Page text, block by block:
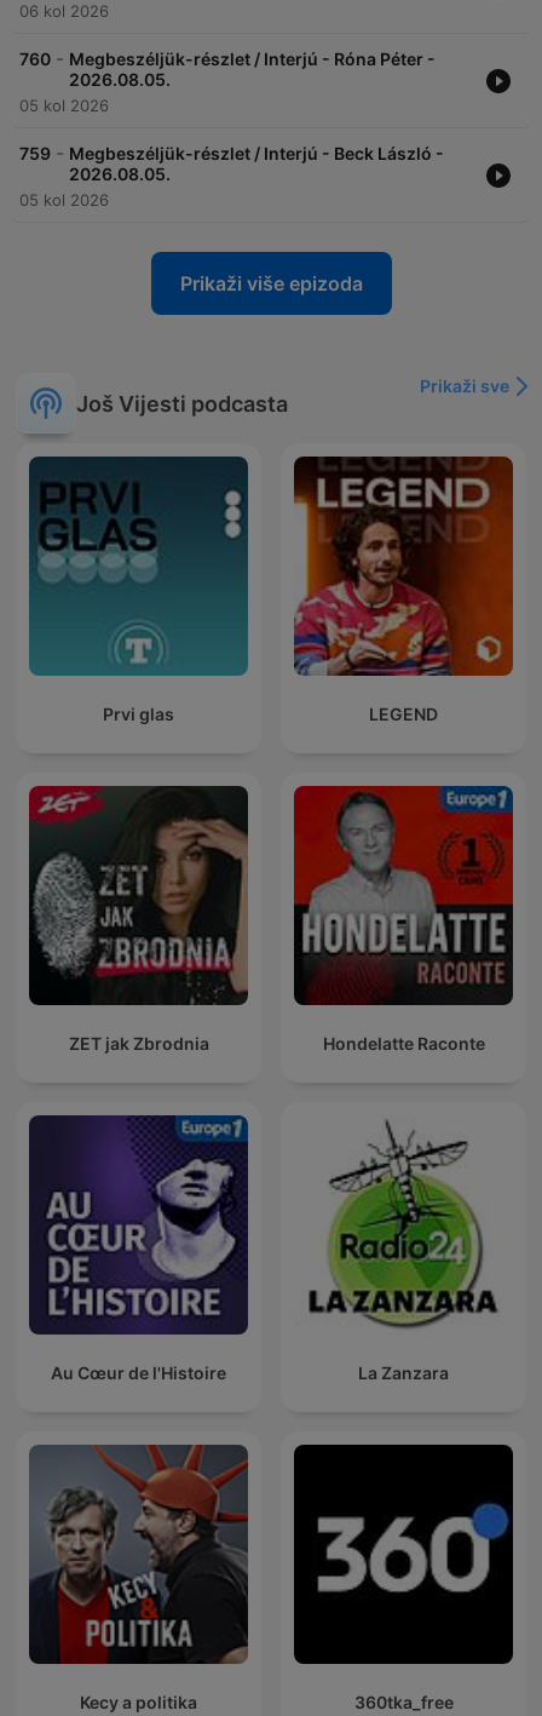
06 kol 2026
760 - Megbeszéljük-részlet / Interjú - Róna Péter -
2026.08.05.
05 kol 2026
759 - Megbeszéljük-részlet / Interjú - Beck László -
2026.08.05.
05 kol 2026
Prikaži više epizoda
Još Vijesti podcasta
Prikaži sve
Prvi glas LEGEND
ZET jak Zbrodnia Hondelatte Raconte
Au Cœur de l'Histoire La Zanzara
Kecy a politika 360tka_free